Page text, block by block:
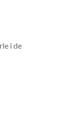
i de